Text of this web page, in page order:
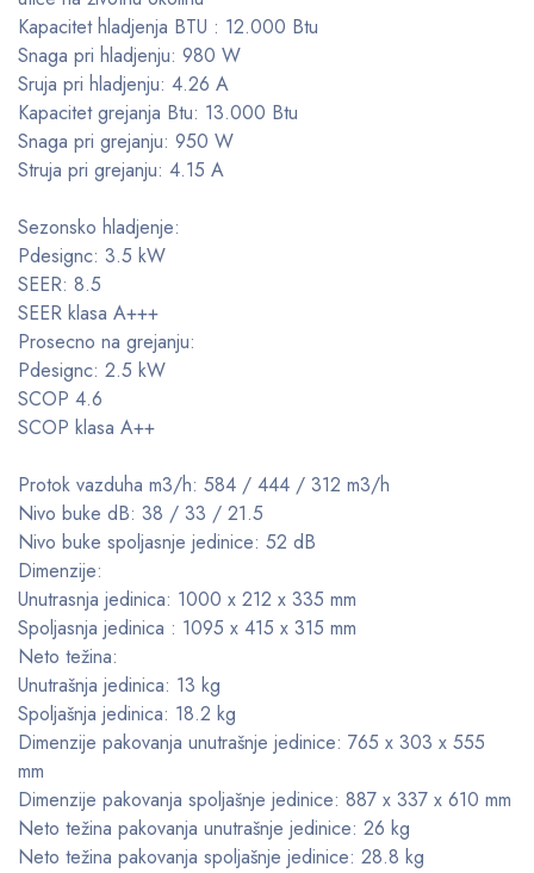
Kapacitet hladjenja BTU : 12.000 Btu
Snaga pri hladjenju: 980 W
Sruja pri hladjenju: 4.26 A
Kapacitet grejanja Btu: 13.000 Btu
Snaga pri grejanju: 950 W
Struja pri grejanju: 4.15 A
Sezonsko hladjenje:
Pdesignc: 3.5 kW
SEER: 8.5
SEER klasa A+++
Prosecno na grejanju:
Pdesignc: 2.5 kW
SCOP 4.6
SCOP klasa A++
Protok vazduha m3/h: 584 / 444 / 312 m3/h
Nivo buke dB: 38 / 33 / 21.5
Nivo buke spoljasnje jedinice: 52 dB
Dimenzije:
Unutrasnja jedinica: 1000 x 212 x 335 mm
Spoljasnja jedinica : 1095 x 415 x 315 mm
Neto težina:
Unutrašnja jedinica: 13 kg
Spoljašnja jedinica: 18.2 kg
Dimenzije pakovanja unutrašnje jedinice: 765 x 303 x 555
mm
Dimenzije pakovanja spoljašnje jedinice: 887 x 337 x 610 mm
Neto težina pakovanja unutrašnje jedinice: 26 kg
Neto težina pakovanja spoljašnje jedinice: 28.8 kg